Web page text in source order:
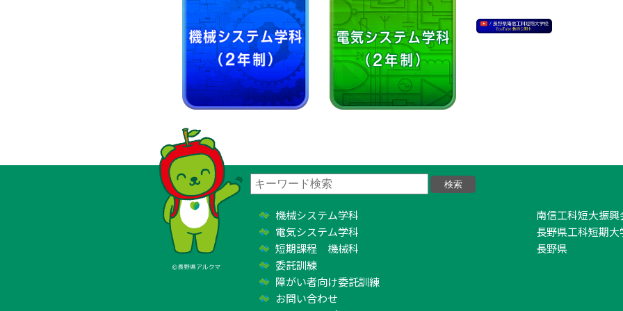
機械システム学科
電気システム学科
短期課程 機械科
委託訓練
障がい者向け委託訓練
お問い合わせ
南信工科短大振興
長野県工科短期大
長野県